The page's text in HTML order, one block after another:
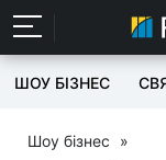
ШОУ БІЗНЕС
Шоу бізнес »